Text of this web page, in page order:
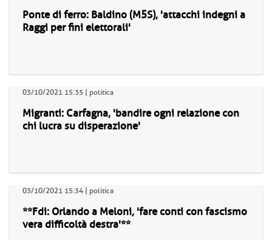
Ponte di ferro: Baldino (M5S), 'attacchi indegni a
Raggi per fini elettorali'
03/10/2021 15:35 | politica
Migranti: Carfagna, 'bandire ogni relazione con
chi lucra su disperazione'
03/10/2021 15:34 | politica
**Fdi: Orlando a Meloni, 'fare conti con fascismo
vera difficoltà destra'**